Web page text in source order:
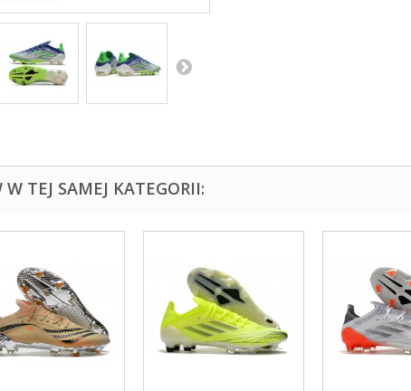
TEJ SAMEJ KATEGORII: